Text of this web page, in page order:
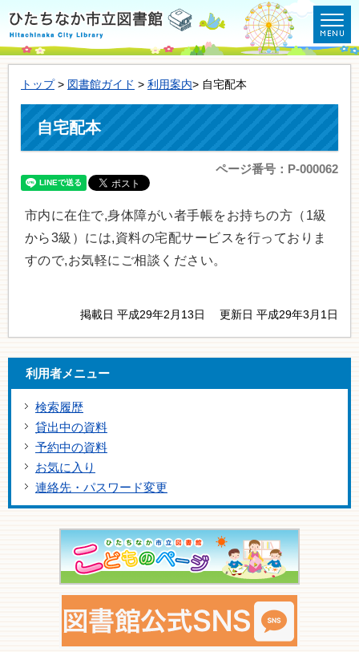
トップ> 図書館ガイド > 利用案内> 自宅配本
自宅配本
ページ番号：P-000062
市内に在住で,身体障がい者手帳をお持ちの方（1級
から3級）には,資料の宅配サービスを行っておりま
すので,お気軽にご相談ください。
掲載日 平成29年2月13日 更新日 平成29年3月1日
利用者メニュー
検索履歴
貸出中の資料
予約中の資料
お気に入り
連絡先・パスワード変更